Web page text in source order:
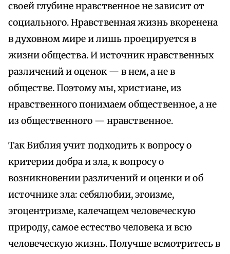
своей глубине нравственное не зависит от
социального. Нравственная жизнь вкоренена
в духовном мире и лишь проецируется в
жизни общества. И источник нравственных
различений и оценок — в нем, а не в
обществе. Поэтому мы, христиане, из
нравственного понимаем общественное, а не
из общественного — нравственное.
Так Библия учит подходить к вопросу о
критерии добра и зла, к вопросу о
возникновении различений и оценки и об
источнике зла: себялюбии, эгоизме,
эгоцентризме, калечащем человеческую
природу, самое естество человека и всю
человеческую жизнь. Получше всмотритесь в